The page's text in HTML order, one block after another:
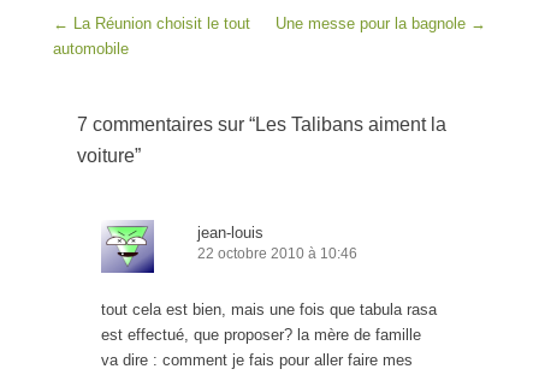
Post navigation
← La Réunion choisit le tout
automobile
Une messe pour la bagnole →
7 commentaires sur “Les Talibans aiment la
voiture”
jean-louis
22 octobre 2010 à 10:46
tout cela est bien, mais une fois que tabula rasa
est effectué, que proposer? la mère de famille
va dire : comment je fais pour aller faire mes